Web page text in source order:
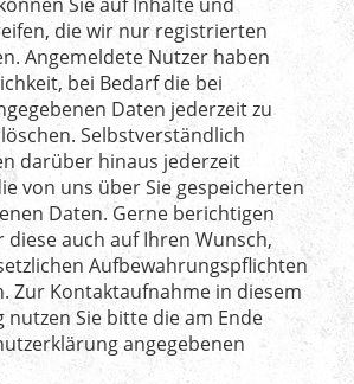
die wir nur registrierten
Angemeldete Nutzer haben
bei Bedarf die bei
Daten jederzeit zu
Selbstverständlich
darüber hinaus jederzeit
von uns über Sie gespeicherten
Daten. Gerne berichtigen
diese auch auf Ihren Wunsch,
Aufbewahrungspflichten
Zur Kontaktaufnahme in diesem
nutzen Sie bitte die am Ende
angegebenen